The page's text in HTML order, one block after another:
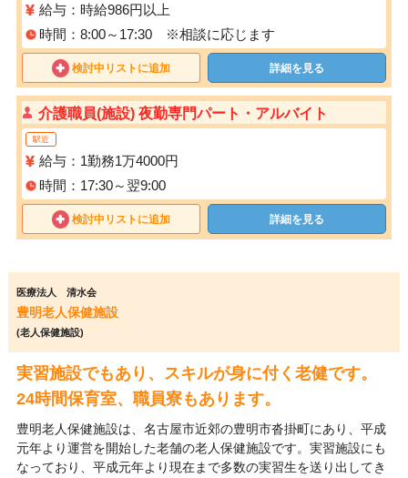
給与：時給986円以上
時間：8:00～17:30 ※相談に応じます
検討中リストに追加 詳細を見る
介護職員(施設) 夜勤専門パート・アルバイト
駅近
給与：1勤務1万4000円
時間：17:30～翌9:00
検討中リストに追加 詳細を見る
医療法人 清水会
豊明老人保健施設
(老人保健施設)
実習施設でもあり、スキルが身に付く老健です。
24時間保育室、職員寮もあります。
豊明老人保健施設は、名古屋市近郊の豊明市沓掛町にあり、平成
元年より運営を開始した老舗の老人保健施設です。実習施設にも
なっており、平成元年より現在まで多数の実習生を送り出してき